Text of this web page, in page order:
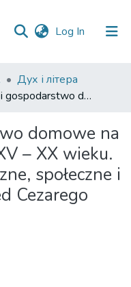
Log In (current)
Дух і літера
Rodzina i gospodarstwo domowe na ziemiach Polskich w XV – XX wieku. Struktury demograficzne, społeczne i gospodarcze / pod. red Cezarego Kukli: [рецензія]
domowe na
– XX wieku.
społeczne i
Cezarego